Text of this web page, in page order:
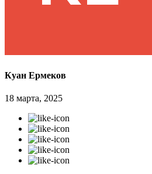
Куан Ермеков
18 марта, 2025